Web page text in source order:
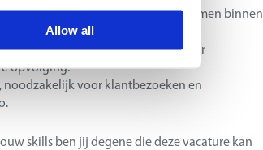
Allow all
zijn en verantwoordelijkheid opnemen binnen
Excel, Outlook, PowerPoint) voor
opvolging.
noodzakelijk voor klantbezoeken en
skills ben jij degene die deze vacature kan